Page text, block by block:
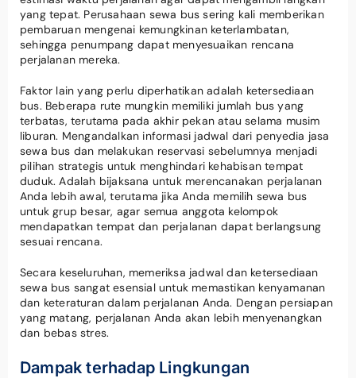
yang tepat. Perusahaan sewa bus sering kali memberikan
pembaruan mengenai kemungkinan keterlambatan,
sehingga penumpang dapat menyesuaikan rencana
perjalanan mereka.
Faktor lain yang perlu diperhatikan adalah ketersediaan
bus. Beberapa rute mungkin memiliki jumlah bus yang
terbatas, terutama pada akhir pekan atau selama musim
liburan. Mengandalkan informasi jadwal dari penyedia jasa
sewa bus dan melakukan reservasi sebelumnya menjadi
pilihan strategis untuk menghindari kehabisan tempat
duduk. Adalah bijaksana untuk merencanakan perjalanan
Anda lebih awal, terutama jika Anda memilih sewa bus
untuk grup besar, agar semua anggota kelompok
mendapatkan tempat dan perjalanan dapat berlangsung
sesuai rencana.
Secara keseluruhan, memeriksa jadwal dan ketersediaan
sewa bus sangat esensial untuk memastikan kenyamanan
dan keteraturan dalam perjalanan Anda. Dengan persiapan
yang matang, perjalanan Anda akan lebih menyenangkan
dan bebas stres.
Dampak terhadap Lingkungan